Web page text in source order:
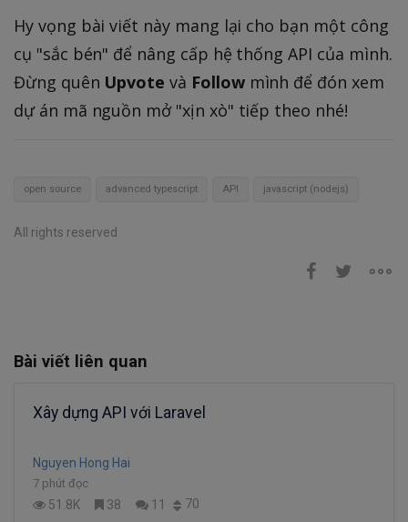
Hy vọng bài viết này mang lại cho bạn một công
cụ "sắc bén" để nâng cấp hệ thống API của mình.
Đừng quên Upvote và Followmình để đón xem
dự án mã nguồn mở "xịn xò" tiếp theo nhé!
open source advanced typescript API javascript (nodejs)
All rights reserved
Bài viết liên quan
Xây dựng API với Laravel
Nguyen Hong Hai
7 phút đọc
51.8K 38 11 70